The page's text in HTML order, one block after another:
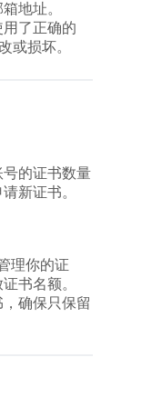
地址。
用了正确的
或损坏。
号的证书数量
新证书。
理你的证
书名额。
，确保只保留